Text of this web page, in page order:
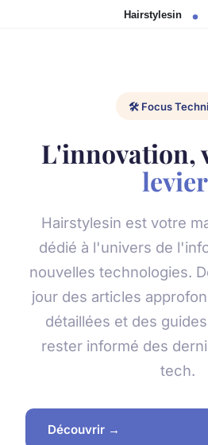
🛠️ Focus
L'innovation,
levier
Hairstylesin est votre
dédié à l'univers de
nouvelles technologies.
jour des articles
détaillées et des
rester informé des
tech.
Découvrir →